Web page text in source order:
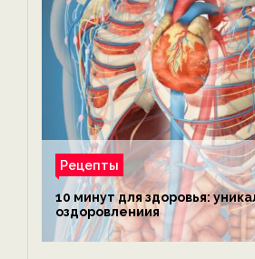
Рецепты
10 минут для здоровья:
оздоровлениия